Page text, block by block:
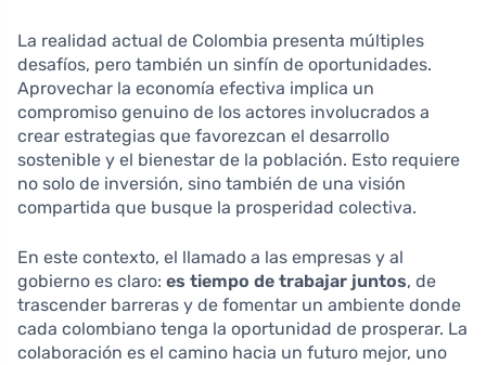
La realidad actual de Colombia presenta múltiples
desafíos, pero también un sinfín de oportunidades.
Aprovechar la economía efectiva implica un
compromiso genuino de los actores involucrados a
crear estrategias que favorezcan el desarrollo
sostenible y el bienestar de la población. Esto requiere
no solo de inversión, sino también de una visión
compartida que busque la prosperidad colectiva.
En este contexto, el llamado a las empresas y al
gobierno es claro: es tiempo de trabajar juntos, de
trascender barreras y de fomentar un ambiente donde
cada colombiano tenga la oportunidad de prosperar. La
colaboración es el camino hacia un futuro mejor, uno